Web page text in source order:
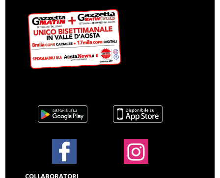
COLLABORATORI